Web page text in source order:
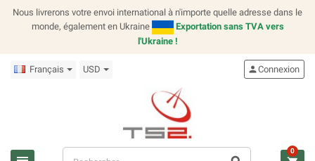
Nous livrerons votre envoi international à n'importe quelle adresse dans le
monde, également en Ukraine
Exportation sans TVA vers
l'Ukraine !
Français USD personConnexion
0